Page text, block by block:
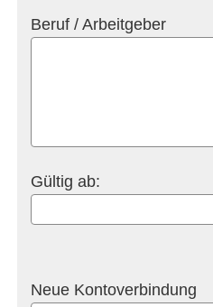
Beruf / Arbeitgeber
Gültig ab:
Neue Kontoverbindung